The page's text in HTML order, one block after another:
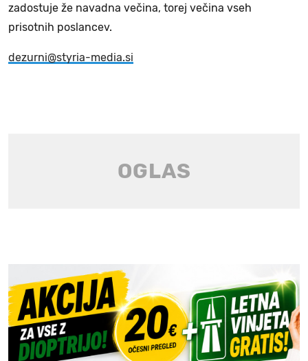
zadostuje že navadna večina, torej večina vseh
prisotnih poslancev.
dezurni@styria-media.si